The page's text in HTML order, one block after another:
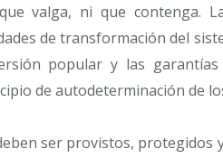
valga, ni que contenga.
de transformación del
popular y las
de autodeterminación de
ser provistos, protegidos